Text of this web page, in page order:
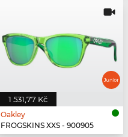
1 531,77 Kč
Oakley
FROGSKINS XXS - 900905